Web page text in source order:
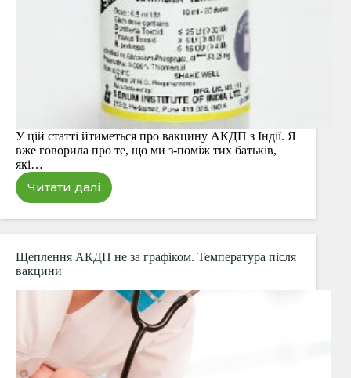
У цій статті йтиметься про вакцину АКДП з Індії. Я
вже говорила про те, що ми з-поміж тих батьків,
які…
Читати далі
Індійська
АКДП.
Чи
варто
робити
щеплення?
Щеплення АКДП не за графіком. Температура після
вакцини